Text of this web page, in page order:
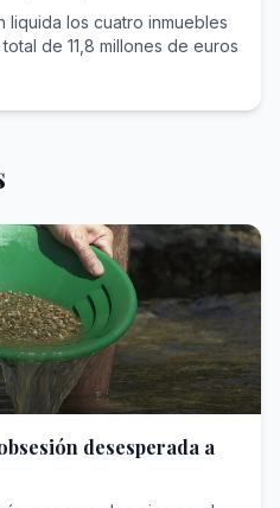
liquida los cuatro inmuebles
de 11,8 millones de euros
desesperada a